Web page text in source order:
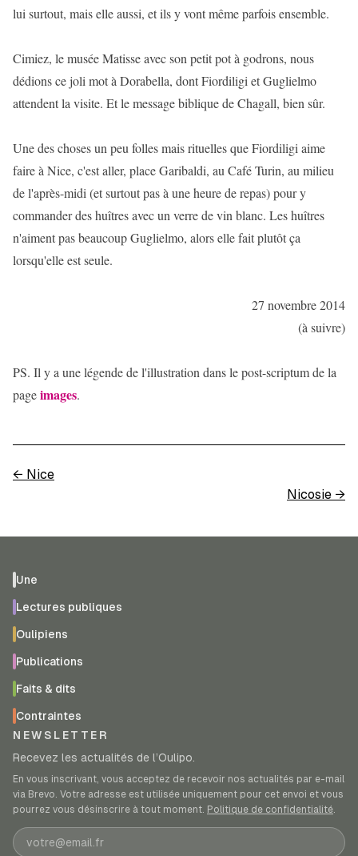
lui surtout, mais elle aussi, et ils y vont même parfois ensemble.
Cimiez, le musée Matisse avec son petit pot à godrons, nous
dédions ce joli mot à Dorabella, dont Fiordiligi et Guglielmo
attendent la visite. Et le message biblique de Chagall, bien sûr.
Une des choses un peu folles mais rituelles que Fiordiligi aime
faire à Nice, c'est aller, place Garibaldi, au Café Turin, au milieu
de l'après-midi (et surtout pas à une heure de repas) pour y
commander des huîtres avec un verre de vin blanc. Les huîtres
n'aiment pas beaucoup Guglielmo, alors elle fait plutôt ça
lorsqu'elle est seule.
27 novembre 2014
(à suivre)
PS. Il y a une légende de l'illustration dans le post-scriptum de la
pageimages.
← Nice
Nicosie →
Une
Lectures publiques
Oulipiens
Publications
Faits & dits
Contraintes
NEWSLETTER
Recevez les actualités de l’Oulipo.
En vous inscrivant, vous acceptez de recevoir nos actualités par e-mail
via Brevo. Votre adresse est utilisée uniquement pour cet envoi et vous
pourrez vous désinscrire à tout moment. Politique de confidentialité.
Adresse e-mail